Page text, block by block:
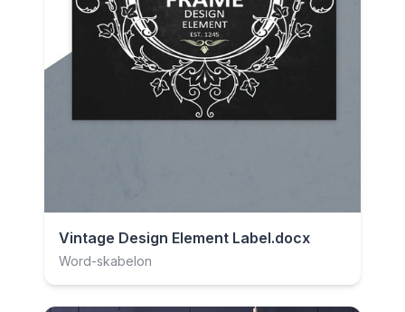
Vintage Design Element Label.docx
Word-skabelon